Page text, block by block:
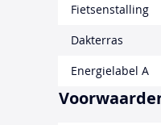
Fietsenstalling
Dakterras
Energielabel A